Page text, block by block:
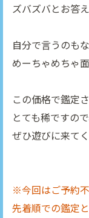
ズバズバとお答
自分で言うのも
めーちゃめちゃ
この価格で鑑定
とても稀ですので
ぜひ遊びに来て
※今回はご予約不
先着順での鑑定と